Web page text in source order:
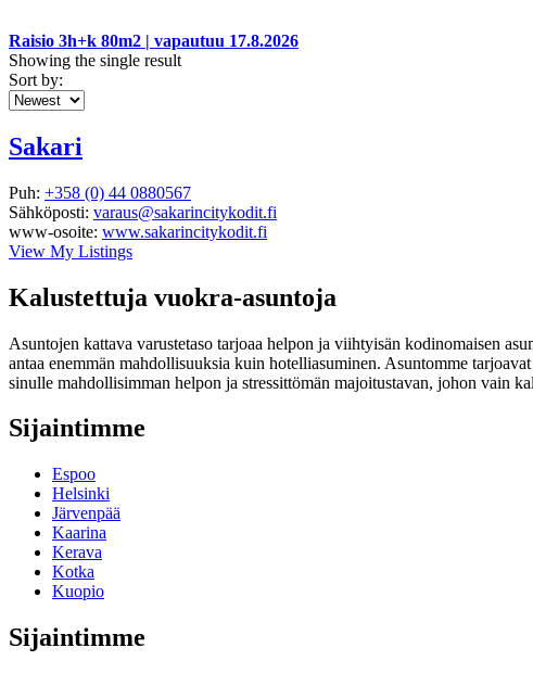
Raisio 3h+k 80m2 | vapautuu 17.8.2026
Showing the single result
Sort by:
Sakari
Puh: +358 (0) 44 0880567
Sähköposti: varaus@sakarincitykodit.fi
www-osoite: www.sakarincitykodit.fi
View My Listings
Kalustettuja vuokra-asuntoja
Asuntojen kattava varustetaso tarjoaa helpon ja viihtyisän kodinomaisen
antaa enemmän mahdollisuuksia kuin hotelliasuminen. Asuntomme
sinulle mahdollisimman helpon ja stressittömän majoitustavan, johon vain
Sijaintimme
Espoo
Helsinki
Järvenpää
Kaarina
Kerava
Kotka
Kuopio
Sijaintimme